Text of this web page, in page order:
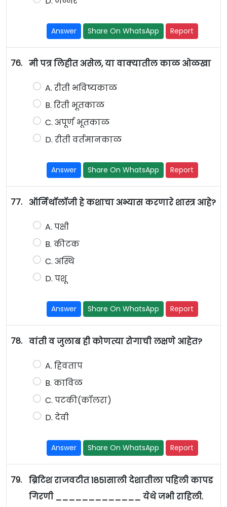
Answer Share On WhatsApp Report
76. मी पत्र लिहीत असेल, या वाक्यातील काळ ओळखा
A. रीती भविष्यकाळ
B. रिती भूतकाळ
C. अपूर्ण भूतकाळ
D. रीती वर्तमानकाळ
Answer Share On WhatsApp Report
77. ऑर्निथॉलॉजी हे कशाचा अभ्यास करणारे शास्त्र आहे?
A. पक्षी
B. कीटक
C. अस्थि
D. पशू
Answer Share On WhatsApp Report
78. वांती व जुलाब ही कोणत्या रोगाची लक्षणे आहेत?
A. हिवताप
B. काविळ
C. पटकी(कॉलरा)
D. देवी
Answer Share On WhatsApp Report
79.
ब्रिटिश राजवटीत 1851साली देशातीला पहिली कापड
गिरणी _____________ येथे जभी राहिली.